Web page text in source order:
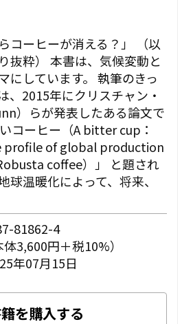
コーヒーが消える？」 （以
抜粋） 本書は、気候変動と
にしています。 執筆のきっ
、2015年にクリスチャン・
）らが発表したある論文で
コーヒー（A bitter cup：
profile of global production
coffee）」 と題され
球温暖化によって、将来、
81862-4
3,600円＋税10%）
年07月15日
を購入する